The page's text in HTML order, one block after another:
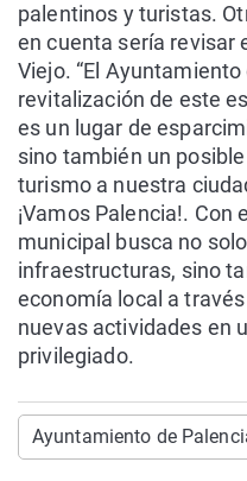
palentinos y turistas.
en cuenta sería revisar
Viejo. “El
revitalización de este
es un lugar de
sino también un
turismo a nuestra
¡Vamos Palencia!. Con
municipal busca no
infraestructuras, sino
economía local a
nuevas actividades en
privilegiado.
Ayuntamiento de